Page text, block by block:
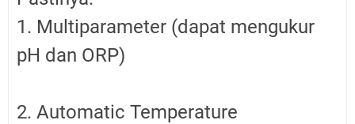
1. Multiparameter (dapat mengukur
pH dan ORP)
2. Automatic Temperature